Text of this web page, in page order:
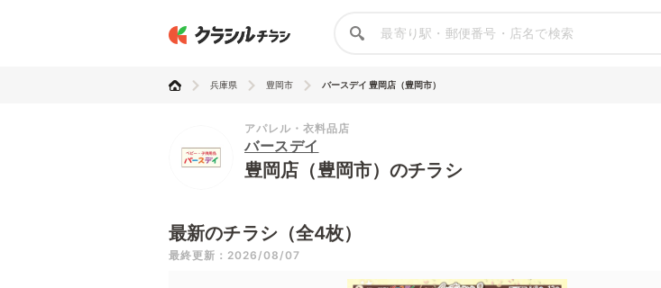
兵庫県 豊岡市 バースデイ 豊岡店（豊岡市）
アパレル・衣料品店
バースデイ
豊岡店（豊岡市）のチラシ
最新のチラシ（全4枚）
最終更新：2026/08/07